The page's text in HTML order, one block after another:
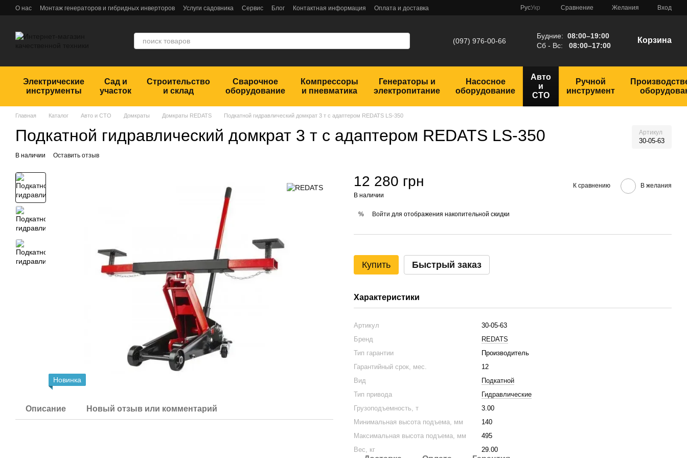
Перейти к основному контенту
О нас Монтаж генераторов и гибридных инверторов Услуги садовника Сервис Блог Контактная информация
Оплата и доставка
РусУкр Сравнение Желания Вход
(097) 976-00-66
Будние: 08:00–19:00
Сб - Вс: 08:00–17:00
Корзина
Электрические
инструменты
Сад и
участок
Строительство
и склад
Сварочное
оборудование
Компрессоры
и пневматика
Генераторы и
электропитание
Насосное
оборудование
Авто
и
СТО
Ручной
инструмент
Главная Каталог Авто и СТО Домкраты Домкраты REDATS Подкатной гидравлический домкрат 3 т с адаптером REDATS LS-350
Подкатной гидравлический домкрат 3 т с адаптером REDATS LS-350 Артикул
30-05-63
В наличии Оставить отзыв
Новинка
Описание Новый отзыв или комментарий
12 280 грн
В наличии
К сравнению В желания
% Войти для отображения накопительной скидки
Купить Быстрый заказ
Характеристики
Артикул
30-05-63
Бренд
REDATS
Тип гарантии
Производитель
Гарантийный срок, мес.
12
Вид
Подкатной
Тип привода
Гидравлические
Грузоподъемность, т
3.00
Минимальная высота подъема, мм
140
Максимальная высота подъема, мм
495
Вес, кг
29.00